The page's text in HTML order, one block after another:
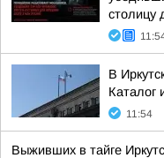
столицу
В
Каталог
11:54
Выживших в тайге